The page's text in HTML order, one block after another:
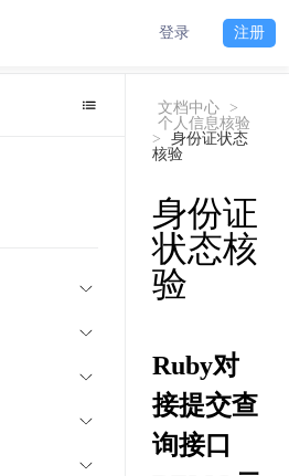
登录 注册
文档中心
>
个人信息核验
>
身份证状态
核验
身份证
状态核
验
Ruby对
接提交查
询接口